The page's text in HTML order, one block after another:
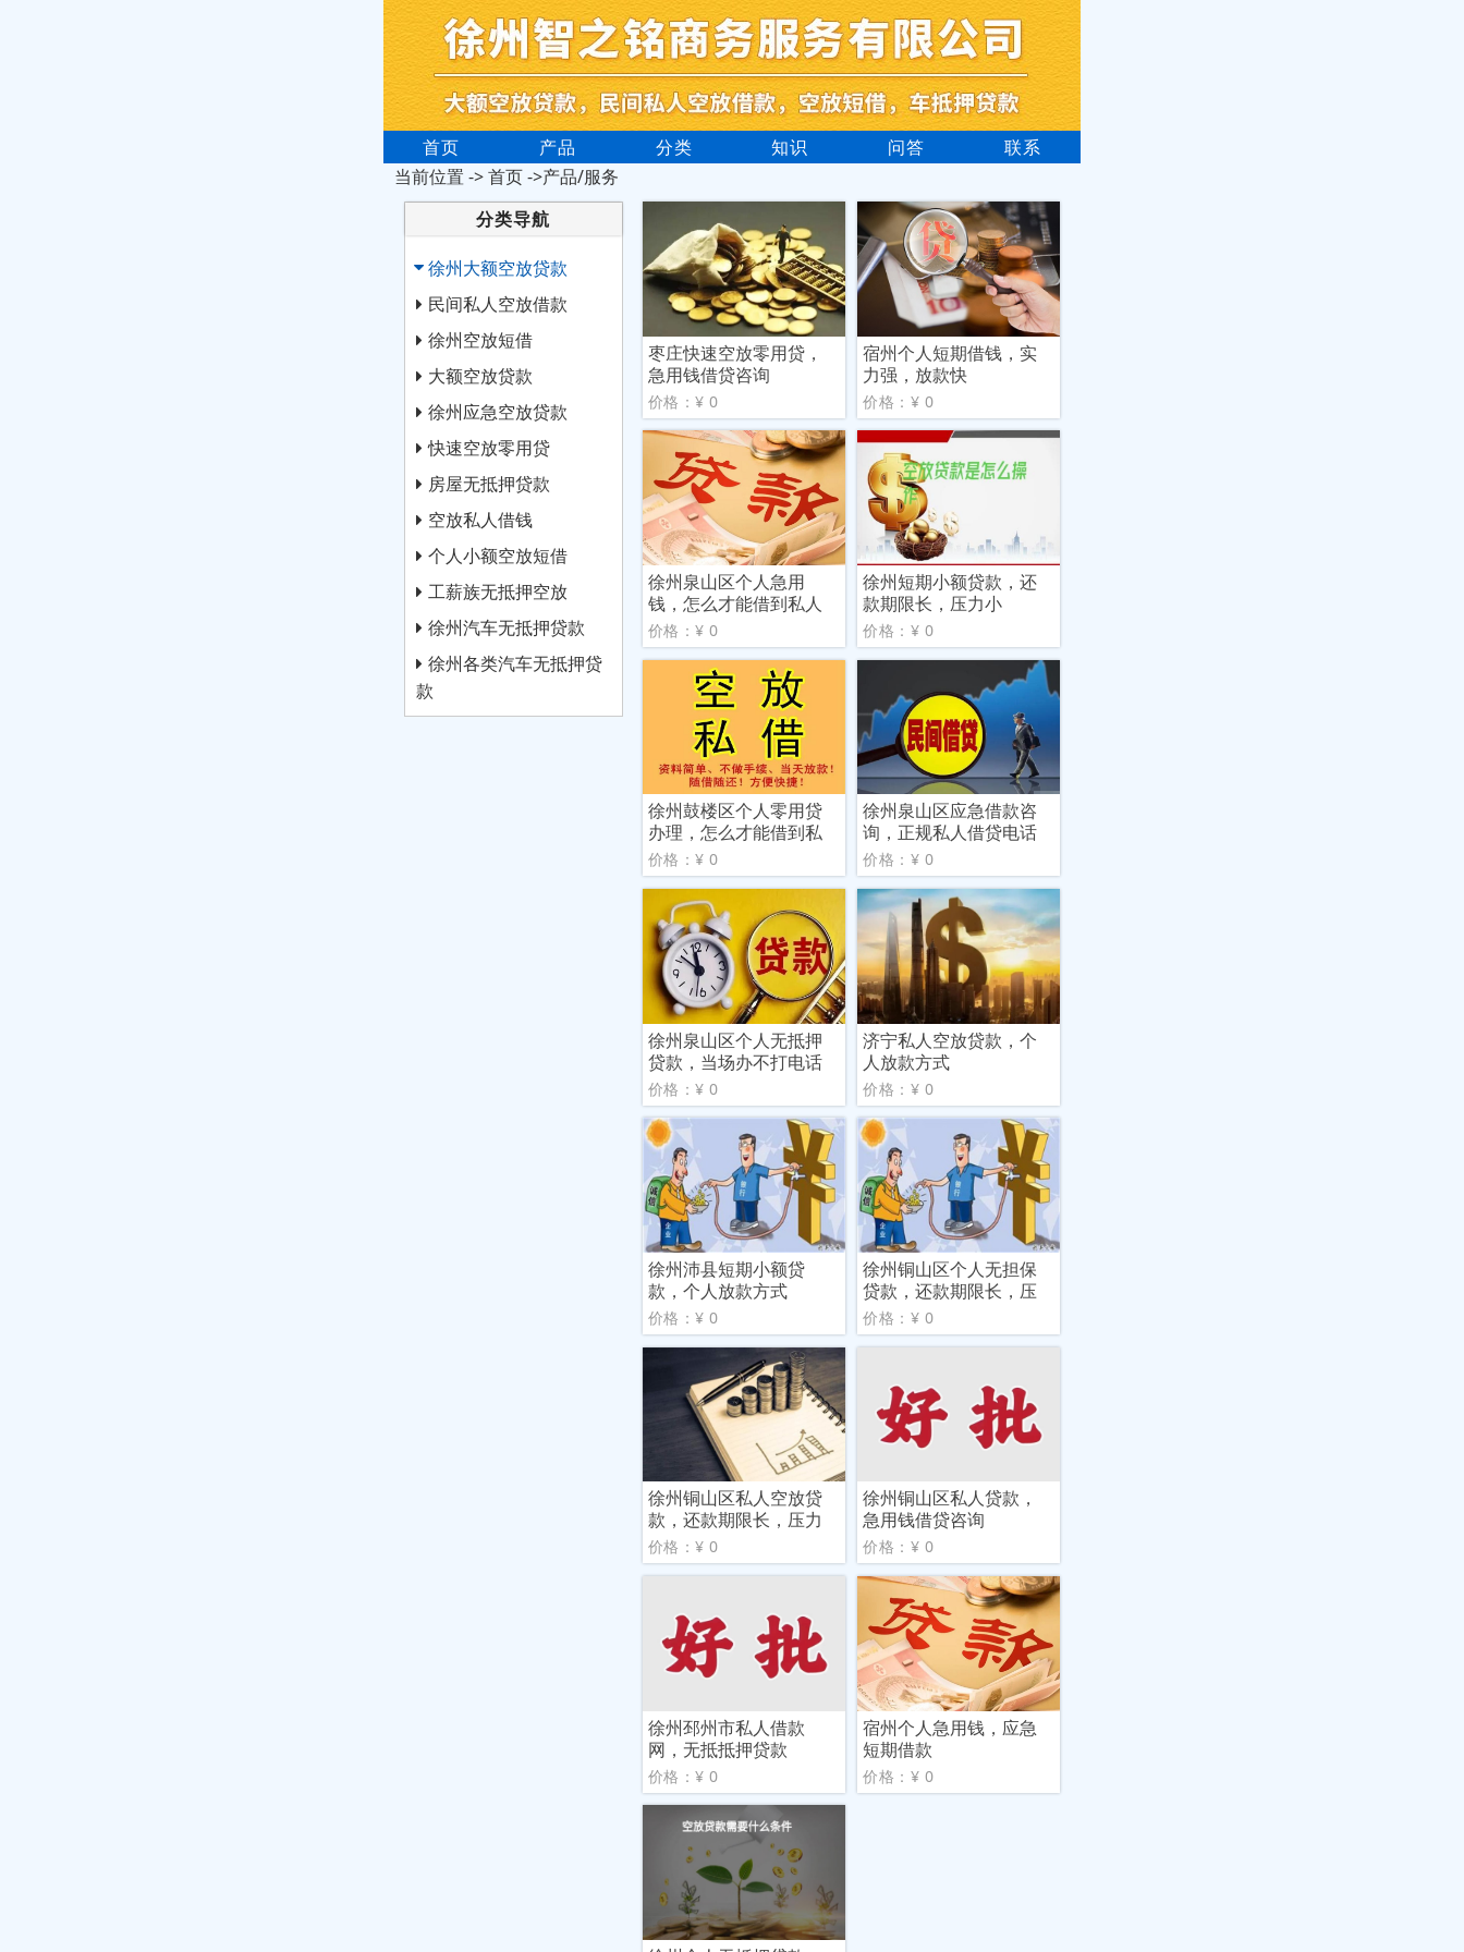
首页 产品 分类 知识 问答
联系
当前位置 ->首页->产品/服务
分类导航
徐州大额空放贷款
民间私人空放借款
徐州空放短借
大额空放贷款
徐州应急空放贷款
快速空放零用贷
房屋无抵押贷款
空放私人借钱
个人小额空放短借
工薪族无抵押空放
徐州汽车无抵押贷款
徐州各类汽车无抵押贷
款
枣庄快速空放零用贷，
急用钱借贷咨询
价格：¥ 0
宿州个人短期借钱，实
力强，放款快
价格：¥ 0
徐州泉山区个人急用
钱，怎么才能借到私人
贷
价格：¥ 0
徐州短期小额贷款，还
款期限长，压力小
价格：¥ 0
徐州鼓楼区个人零用贷
办理，怎么才能借到私
人贷
价格：¥ 0
徐州泉山区应急借款咨
询，正规私人借贷电话
价格：¥ 0
徐州泉山区个人无抵押
贷款，当场办不打电话
价格：¥ 0
济宁私人空放贷款，个
人放款方式
价格：¥ 0
徐州沛县短期小额贷
款，个人放款方式
价格：¥ 0
徐州铜山区个人无担保
贷款，还款期限长，压
力小
价格：¥ 0
徐州铜山区私人空放贷
款，还款期限长，压力
小
价格：¥ 0
徐州铜山区私人贷款，
急用钱借贷咨询
价格：¥ 0
徐州邳州市私人借款
网，无抵抵押贷款
价格：¥ 0
宿州个人急用钱，应急
短期借款
价格：¥ 0